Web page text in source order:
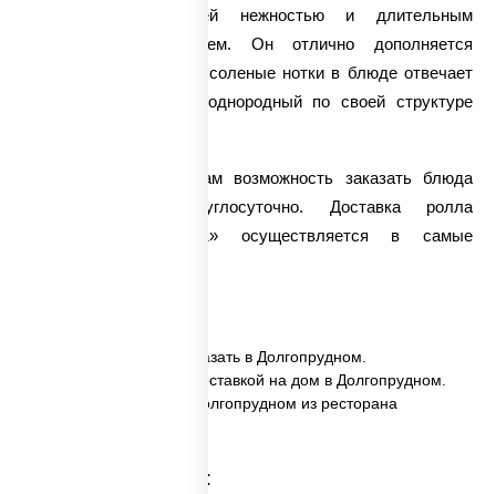
характеризуется своей нежностью и длительным
приятным послевкусием. Он отлично дополняется
сладким авокадо, а за соленые нотки в блюде отвечает
прекрасно взбитый и однородный по своей структуре
Мы предоставляем Вам возможность заказать блюда
японской кухни круглосуточно. Доставка ролла
«Калифорния Хит 1» осуществляется в самые
✅ Калифорния хит 1 заказать в Долгопрудном.
✅ Калифорния хит 1 с доставкой на дом в Долгопрудном.
✅ Калифорния хит 1 в Долгопрудном из ресторана
Категории товара: